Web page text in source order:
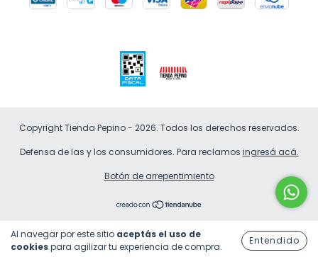
Al navegar por este sitio aceptás el uso de
cookiespara agilizar tu experiencia de compra.
Entendido
Copyright Tienda Pepino - 2026. Todos los derechos reservados.
Defensa de las y los consumidores. Para reclamos ingresá acá.
Botón de arrepentimiento